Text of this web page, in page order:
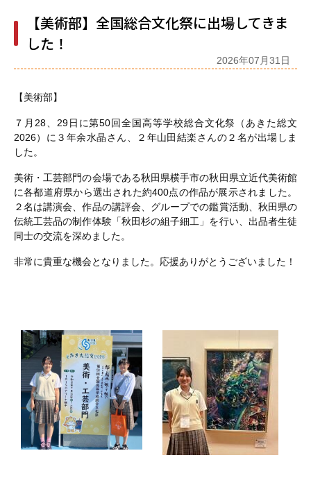
【美術部】全国総合文化祭に出場してきま
した！
2026年07月31日
【美術部】
７月28、29日に第50回全国高等学校総合文化祭（あきた総文
2026）に３年余水晶さん、２年山田結楽さんの２名が出場しま
した。
美術・工芸部門の会場である秋田県横手市の秋田県立近代美術館
に各都道府県から選出された約400点の作品が展示されました。
２名は講演会、作品の講評会、グループでの鑑賞活動、秋田県の
伝統工芸品の制作体験「秋田杉の組子細工」を行い、出品者生徒
同士の交流を深めました。
非常に貴重な機会となりました。応援ありがとうございました！